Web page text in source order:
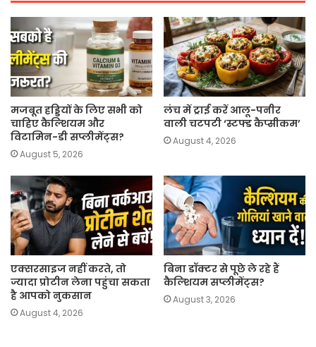
मजबूत हड्डियों के लिए सभी को
चाहिए कैल्शियम और
विटामिन-डी सप्लीमेंट्स?
August 5, 2026
लंच में ट्राई करें आलू-पनीर
वाली चटपटी ‘स्टफ्ड कैप्सीकम’
August 4, 2026
एक्सरसाइज नहीं करते, तो
ज्यादा प्रोटीन लेना पहुंचा सकता
है आपको नुकसान
August 4, 2026
बिना डॉक्टर से पूछे ले रहे हैं
कैल्शियम सप्लीमेंट्स?
August 3, 2026